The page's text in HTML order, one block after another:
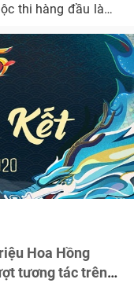
thi hàng đầu làng
Hoa Hồng
tương tác trên